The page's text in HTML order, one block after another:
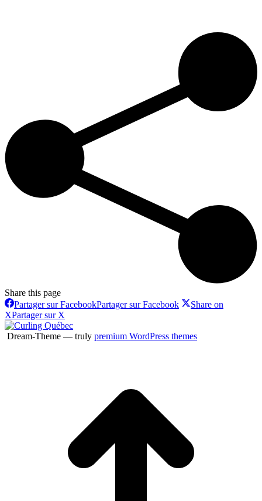
Share this page
Partager sur FacebookPartager sur Facebook
Share on
XPartager sur X
Dream-Theme — truly premium WordPress themes